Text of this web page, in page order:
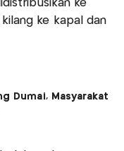
ke
ke kapal dan
Dumai, Masyarakat